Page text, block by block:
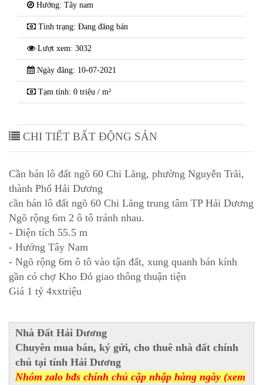
Hướng: Tây nam
Tình trạng: Đang đăng bán
Lượt xem: 3032
Ngày đăng: 10-07-2021
Tạm tính: 0 triệu / m²
CHI TIẾT BẤT ĐỘNG SẢN
Cần bán lô đất ngõ 60 Chi Lăng, phường Nguyễn Trãi,
thành Phố Hải Dương
cần bán lô đất ngõ 60 Chi Lăng trung tâm TP Hải Dương
Ngõ rộng 6m 2 ô tô tránh nhau.
- Diện tích 55.5 m
- Hướng Tây Nam
- Ngõ rộng 6m ô tô vào tận đất, xung quanh bán kính
gần có chợ Kho Đỏ giao thông thuận tiện
Giá 1 tỷ 4xxtriệu
Nhà Đất Hải Dương
Chuyên mua bán, ký gửi, cho thuê nhà đất chính
chủ tại tỉnh Hải Dương
Nhóm zalo bđs chính chủ cập nhập hàng ngày (xem